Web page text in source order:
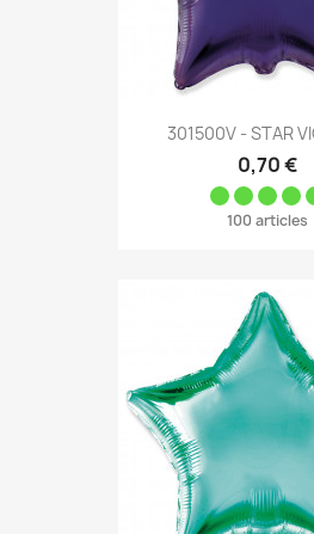
301500V - STAR
0,70 €
100 articles